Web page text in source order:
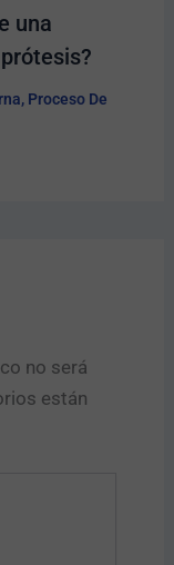
una
, Proceso De
no será
están